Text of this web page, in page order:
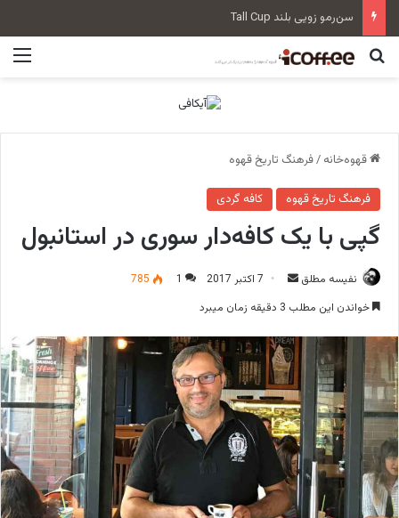
سن‌رمو زویی بلند Tall Cup
جستجو برای
قهوه‌خانه /فرهنگ تاریخ قهوه
فرهنگ تاریخ قهوه کافه گردی
گپی با یک کافه‌دار سوری در استانبول
نفیسه مطلق
ر
ا
ل
ا
ی
م
ی
ل
7 اکتبر 2017 1
785
خواندن این مطلب 3 دقیقه زمان میبرد